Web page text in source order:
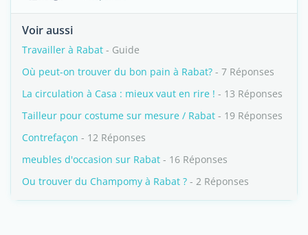
Voir aussi
Travailler à Rabat - Guide
Où peut-on trouver du bon pain à Rabat? - 7 Réponses
La circulation à Casa : mieux vaut en rire ! - 13 Réponses
Tailleur pour costume sur mesure / Rabat - 19 Réponses
Contrefaçon - 12 Réponses
meubles d'occasion sur Rabat - 16 Réponses
Ou trouver du Champomy à Rabat ? - 2 Réponses